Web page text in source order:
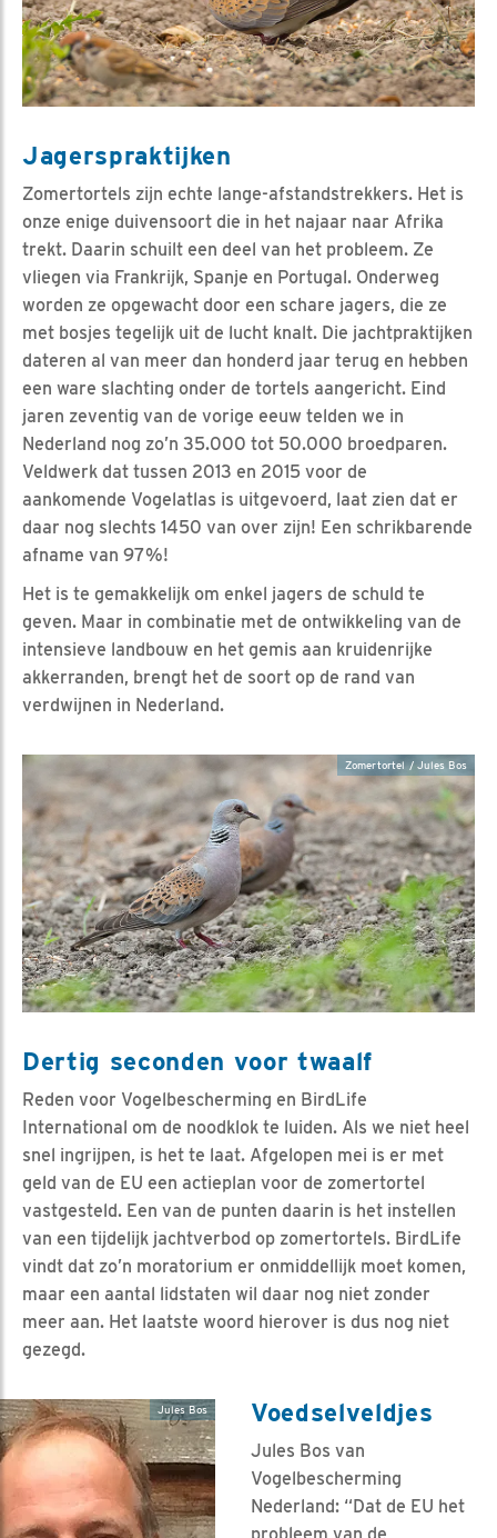
Jagerspraktijken
Zomertortels zijn echte lange-afstandstrekkers. Het is
onze enige duivensoort die in het najaar naar Afrika
trekt. Daarin schuilt een deel van het probleem. Ze
vliegen via Frankrijk, Spanje en Portugal. Onderweg
worden ze opgewacht door een schare jagers, die ze
met bosjes tegelijk uit de lucht knalt. Die jachtpraktijken
dateren al van meer dan honderd jaar terug en hebben
een ware slachting onder de tortels aangericht. Eind
jaren zeventig van de vorige eeuw telden we in
Nederland nog zo’n 35.000 tot 50.000 broedparen.
Veldwerk dat tussen 2013 en 2015 voor de
aankomende Vogelatlas is uitgevoerd, laat zien dat er
daar nog slechts 1450 van over zijn! Een schrikbarende
afname van 97%!
Het is te gemakkelijk om enkel jagers de schuld te
geven. Maar in combinatie met de ontwikkeling van de
intensieve landbouw en het gemis aan kruidenrijke
akkerranden, brengt het de soort op de rand van
verdwijnen in Nederland.
Zomertortel / Jules Bos
Dertig seconden voor twaalf
Reden voor Vogelbescherming en BirdLife
International om de noodklok te luiden. Als we niet heel
snel ingrijpen, is het te laat. Afgelopen mei is er met
geld van de EU een actieplan voor de zomertortel
vastgesteld. Een van de punten daarin is het instellen
van een tijdelijk jachtverbod op zomertortels. BirdLife
vindt dat zo’n moratorium er onmiddellijk moet komen,
maar een aantal lidstaten wil daar nog niet zonder
meer aan. Het laatste woord hierover is dus nog niet
gezegd.
Jules Bos Voedselveldjes
Jules Bos van
Vogelbescherming
Nederland: “Dat de EU het